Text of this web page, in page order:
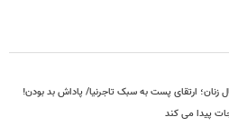
زنان؛ ارتقای پست به سبک تاجرنیا/ پاداش بد بودن!
پیدا می کند